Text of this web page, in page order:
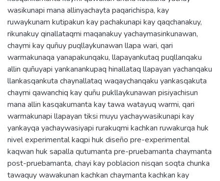
wasikunapi mana allinyachayta paqarichispa, kay
ruwaykunam kutipakun kay pachakunapi kay qaqchanakuy,
rikunakuy qinallataqmi maqanakuy yachaymasinkunawan,
chaymi kay quñuy puqllaykunawan llapa wari, qari
warmakunaqa yanapakunqaku, llapayankutaq puqllanqaku
allin quñuyapi yankanankupaq hinallataq llapayan yachanqaku
llankasqankuta chaynallataq waqaychanqaku yankasqakuta
chaymi qawanchiq kay quñu pukllaykunawan pisiyachisun
mana allin kasqakumanta kay tawa watayuq warmi, qari
warmakunapi llapayan tiksi muyu yachaywasikunapi kay
yankayqa yachaywasiyapi rurakuqmi kachkan ruwakurqa huk
nivel experimental kaqpi huk diseño pre-experimental
kaqwan huk sapalla qutumanta pre-pruebamanta chaymanta
post-pruebamanta, chayi kay poblacion nisqan soqta chunka
tawaquy wawakunan kachkan chaymanta kachkan kay